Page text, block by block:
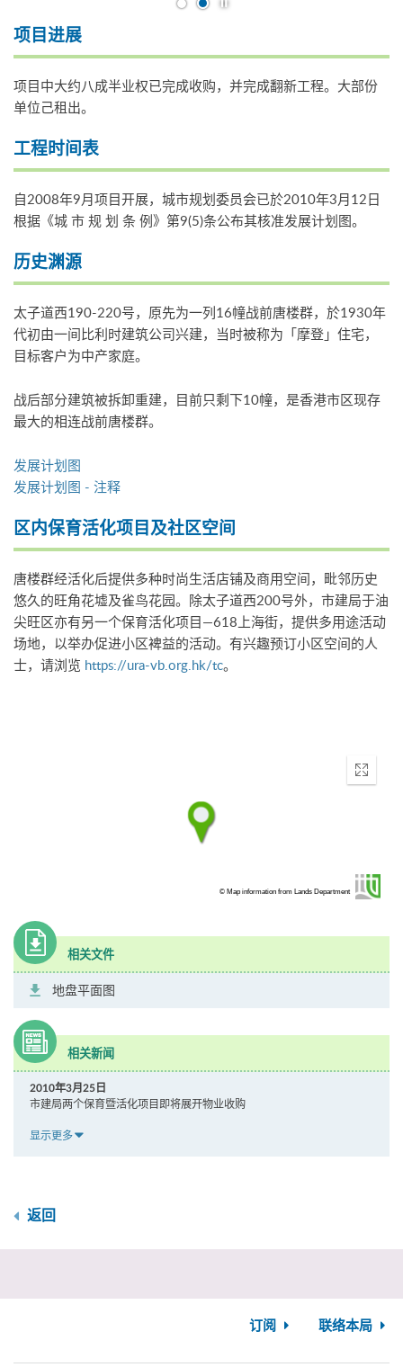
项目进展
项目中大约八成半业权已完成收购，并完成翻新工程。大部份
单位己租出。
工程时间表
自2008年9月项目开展，城市规划委员会已於2010年3月12日
根据《城 市 规 划 条 例》第9(5)条公布其核准发展计划图。
历史渊源
太子道西190-220号，原先为一列16幢战前唐楼群，於1930年
代初由一间比利时建筑公司兴建，当时被称为「摩登」住宅，
目标客户为中产家庭。
战后部分建筑被拆卸重建，目前只剩下10幢，是香港市区现存
最大的相连战前唐楼群。
发展计划图
发展计划图 - 注释
区内保育活化项目及社区空间
唐楼群经活化后提供多种时尚生活店铺及商用空间，毗邻历史
悠久的旺角花墟及雀鸟花园。除太子道西200号外，市建局于油
尖旺区亦有另一个保育活化项目—618上海街，提供多用途活动
场地，以举办促进小区裨益的活动。有兴趣预订小区空间的人
士，请浏览 https://ura-vb.org.hk/tc。
Enter
© Map information from Lands Department
相关文件
地盘平面图
相关新闻
2010年3月25日
市建局两个保育暨活化项目即将展开物业收购
显示更多
返回
订阅 联络本局